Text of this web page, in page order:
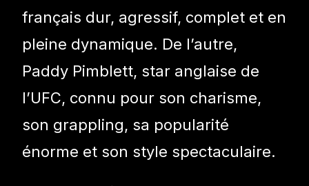
français dur, agressif, complet et en
pleine dynamique. De l’autre,
Paddy Pimblett, star anglaise de
l’UFC, connu pour son charisme,
son grappling, sa popularité
énorme et son style spectaculaire.